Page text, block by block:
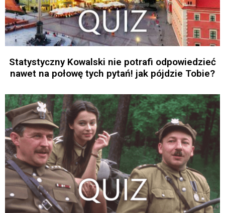
Statystyczny Kowalski nie potrafi odpowiedzieć
nawet na połowę tych pytań! jak pójdzie Tobie?